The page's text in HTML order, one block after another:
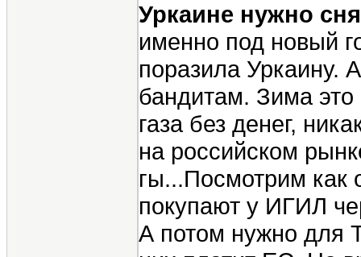
Уркаине нужно
именно под новый
поразила Уркаину.
бандитам. Зима это
газа без денег,
на российском
гы...Посмотрим как
покупают у ИГИЛ
А потом нужно для